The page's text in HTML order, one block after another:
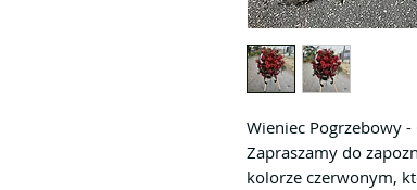
Wieniec Pogrzebowy -
Zapraszamy do
kolorze czerwonym,